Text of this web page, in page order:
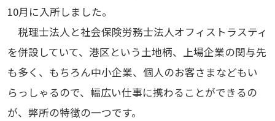
10月に入所しました。
税理士法人と社会保険労務士法人オフィストラスティ
を併設していて、港区という土地柄、上場企業の関与先
も多く、もちろん中小企業、個人のお客さまなどもい
らっしゃるので、幅広い仕事に携わることができるの
が、弊所の特徴の一つです。